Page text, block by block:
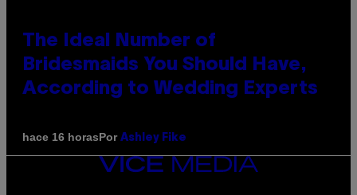
The Ideal Number of
Bridesmaids You Should Have,
According to Wedding Experts
hace 16 horasPor Ashley Fike
VICE
MEDIA